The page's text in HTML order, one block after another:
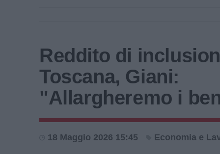
Reddito di
Toscana, Giani:
"Allargheremo i
18 Maggio 2026 15:45 Economia e